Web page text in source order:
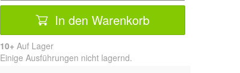
In den Warenkorb
10+ Auf Lager
Einige Ausführungen nicht lagernd.